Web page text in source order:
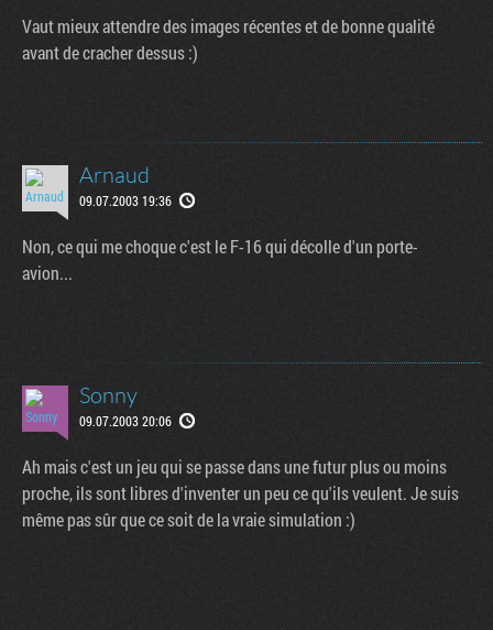
Vaut mieux attendre des images récentes et de bonne qualité
avant de cracher dessus :)
Arnaud
09.07.2003 19:36
Non, ce qui me choque c'est le F-16 qui décolle d'un porte-
avion...
Sonny
09.07.2003 20:06
Ah mais c'est un jeu qui se passe dans une futur plus ou moins
proche, ils sont libres d'inventer un peu ce qu'ils veulent. Je suis
même pas sûr que ce soit de la vraie simulation :)